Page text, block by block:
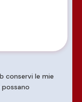
conservi le mie